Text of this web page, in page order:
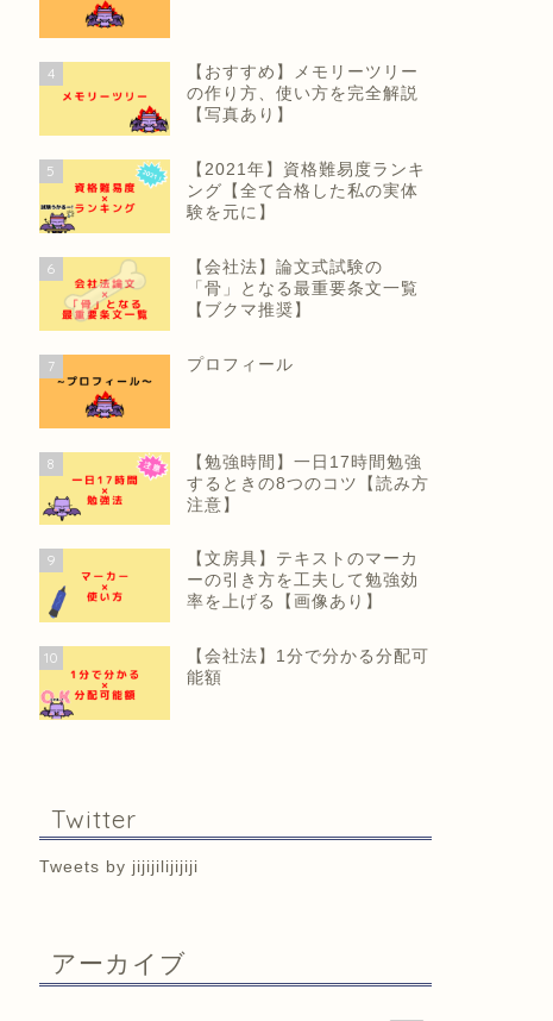
4
【おすすめ】メモリーツリー
の作り方、使い方を完全解説
【写真あり】
5
【2021年】資格難易度ランキ
ング【全て合格した私の実体
験を元に】
6
【会社法】論文式試験の
「骨」となる最重要条文一覧
【ブクマ推奨】
7 プロフィール
8
【勉強時間】一日17時間勉強
するときの8つのコツ【読み方
注意】
9
【文房具】テキストのマーカ
ーの引き方を工夫して勉強効
率を上げる【画像あり】
10
【会社法】1分で分かる分配可
能額
Twitter
Tweets by jijijilijijiji
アーカイブ